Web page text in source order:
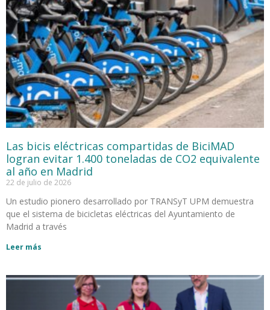
Las bicis eléctricas compartidas de BiciMAD
logran evitar 1.400 toneladas de CO2 equivalente
al año en Madrid
22 de julio de 2026
Un estudio pionero desarrollado por TRANSyT UPM demuestra
que el sistema de bicicletas eléctricas del Ayuntamiento de
Madrid a través
Leer más